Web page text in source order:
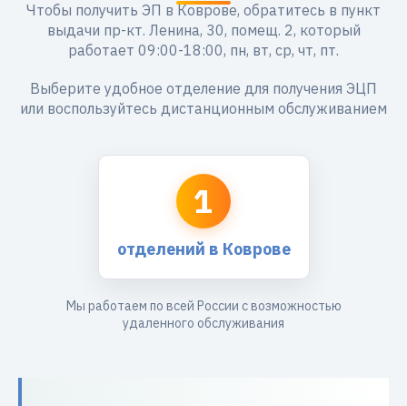
Чтобы получить ЭП в Коврове, обратитесь в пункт
выдачи пр-кт. Ленина, 30, помещ. 2, который
работает 09:00-18:00, пн, вт, ср, чт, пт.
Выберите удобное отделение для получения ЭЦП
или воспользуйтесь дистанционным обслуживанием
1
отделений в Коврове
Мы работаем по всей России с возможностью
удаленного обслуживания